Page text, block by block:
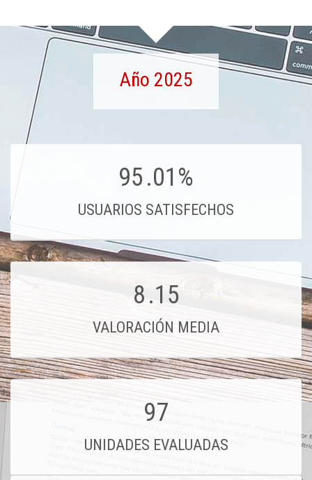
Año 2025
95.01%
USUARIOS SATISFECHOS
8.15
VALORACIÓN MEDIA
97
UNIDADES EVALUADAS